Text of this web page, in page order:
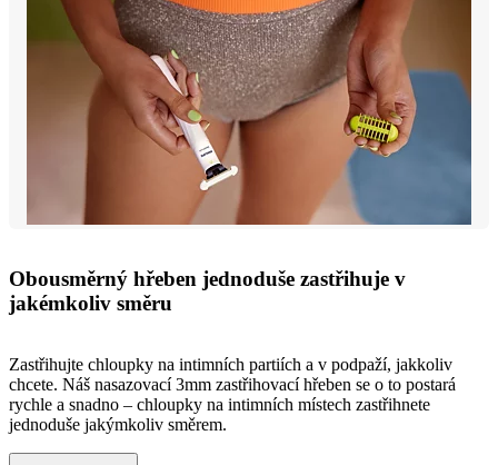
Obousměrný hřeben jednoduše zastřihuje v
jakémkoliv směru
Zastřihujte chloupky na intimních partiích a v podpaží, jakkoliv
chcete. Náš nasazovací 3mm zastřihovací hřeben se o to postará
rychle a snadno – chloupky na intimních místech zastřihnete
jednoduše jakýmkoliv směrem.